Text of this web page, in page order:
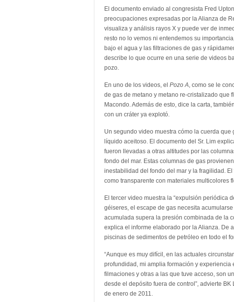
El documento enviado al congresista Fred
preocupaciones expresadas por la Alianza de
visualiza y análisis rayos X y puede ver de
resto no lo vemos ni entendemos su
bajo el agua y las filtraciones de gas y
describe lo que ocurre en una serie de videos
pozo.
En uno de los videos, el Pozo A, como se le
de gas de metano y metano re-cristalizado que
Macondo. Además de esto, dice la carta,
con un cráter ya explotó.
Un segundo video muestra cómo la cuerda
líquido aceitoso. El documento del Sr. Lim
fueron llevadas a otras altitudes por las
fondo del mar. Estas columnas de gas
inestabilidad del fondo del mar y la fragilidad.
como transparente con materiales multicolores
El tercer video muestra la “expulsión periódica
géiseres, el escape de gas necesita
acumulada supera la presión combinada de la
explica el informe elaborado por la Alianza. De
piscinas de sedimentos de petróleo en todo el
“Aunque es muy difícil, en las actuales
profundidad, mi amplia formación y
filmaciones y otras a las que tuve acceso, son
desde el depósito fuera de control”, advierte
de enero de 2011.